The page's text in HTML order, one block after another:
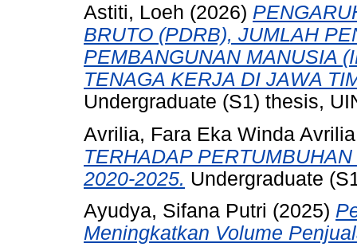
Astiti, Loeh (2026)
BRUTO (PDRB), JUMLAH
PEMBANGUNAN MANUSIA
TENAGA KERJA DI JAWA
Undergraduate (S1) thesis,
Avrilia, Fara Eka Winda Avrilia
TERHADAP
2020-2025. Undergraduate
Ayudya, Sifana Putri (2025)
Meningkatkan Volume